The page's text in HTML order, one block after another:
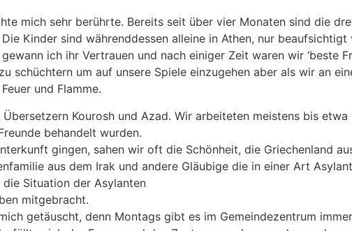
mich sehr berührte. Bereits seit über vier Monaten sind die
Kinder sind währenddessen alleine in Athen, nur beaufsichtigt
ich ihr Vertrauen und nach einiger Zeit waren wir ‘beste
schüchtern um auf unsere Spiele einzugehen aber als wir an
und Flamme.
Kourosh und Azad. Wir arbeiteten meistens bis etwa
behandelt wurden.
gingen, sahen wir oft die Schönheit, die Griechenland
aus dem Irak und andere Gläubige die in einer Art
Situation der Asylanten
mitgebracht.
getäuscht, denn Montags gibt es im Gemeindezentrum